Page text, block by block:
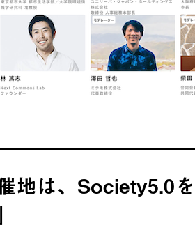
地は、Society5.0を